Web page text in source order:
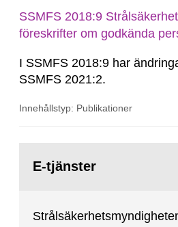
SSMFS 2018:9
föreskrifter om godkända
I SSMFS 2018:9 har
SSMFS 2021:2.
Innehållstyp: Publikationer
sida:E-tjänster